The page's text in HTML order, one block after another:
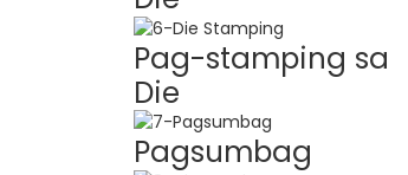
Pag-stamping sa
Die
Pagsumbag